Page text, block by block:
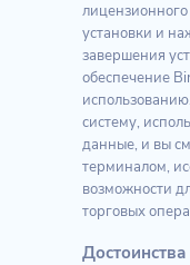
установки и
завершения
обеспечение
систему,
данные, и вы
терминалом,
возможности
торговых